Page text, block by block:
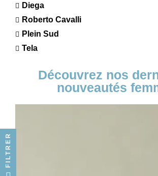
Diega
Roberto Cavalli
Plein Sud
Tela
Découvrez nos
nouveautés
FILTRER